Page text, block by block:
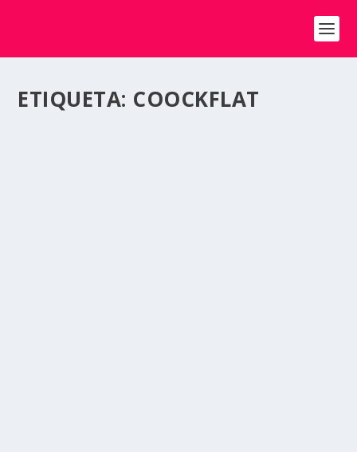
ETIQUETA: COOCKFLAT